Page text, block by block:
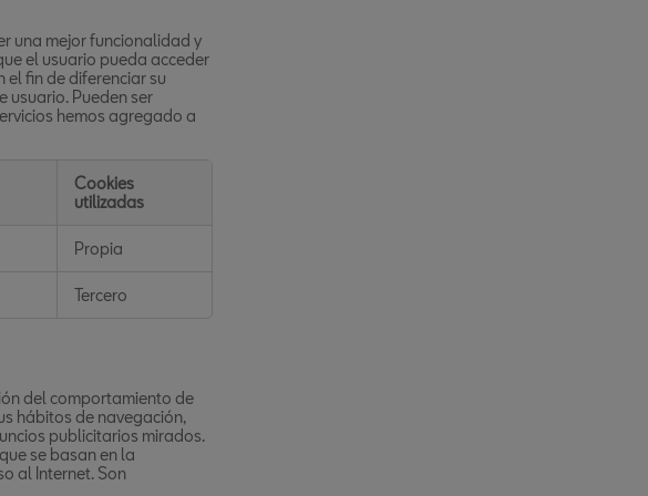
una mejor funcionalidad y
el usuario pueda acceder
fin de diferenciar su
usuario. Pueden ser
hemos agregado a
Cookies
utilizadas
Propia
Tercero
del comportamiento de
hábitos de navegación,
publicitarios mirados.
se basan en la
al Internet. Son